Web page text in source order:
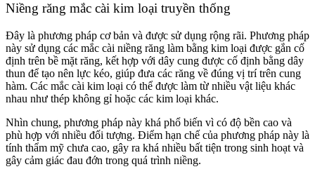
Niềng răng mắc cài kim loại truyền thống
Đây là phương pháp cơ bản và được sử dụng rộng rãi. Phương pháp
này sử dụng các mắc cài niềng răng làm bằng kim loại được gắn cố
định trên bề mặt răng, kết hợp với dây cung được cố định bằng dây
thun để tạo nên lực kéo, giúp đưa các răng về đúng vị trí trên cung
hàm. Các mắc cài kim loại có thể được làm từ nhiều vật liệu khác
nhau như thép không gỉ hoặc các kim loại khác.
Nhìn chung, phương pháp này khá phổ biến vì có độ bền cao và
phù hợp với nhiều đối tượng. Điểm hạn chế của phương pháp này là
tính thẩm mỹ chưa cao, gây ra khá nhiều bất tiện trong sinh hoạt và
gây cảm giác đau đớn trong quá trình niềng.